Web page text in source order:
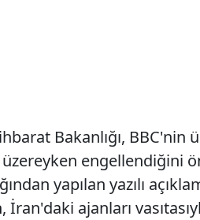
Bakanlığı,
engellendiğini
yapılan yazılı
İran'daki ajanları